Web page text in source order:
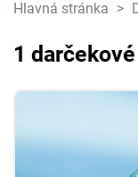
Hlavná stránka >
1